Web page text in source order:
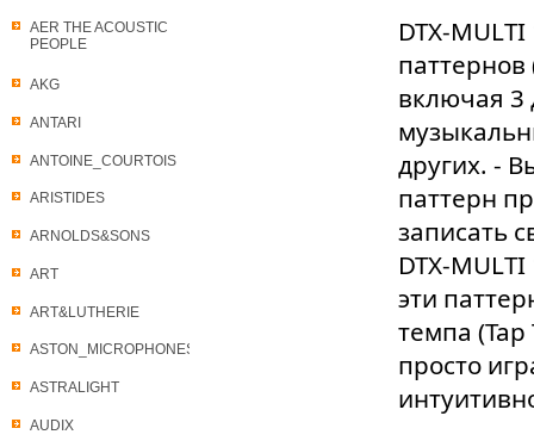
AER THE ACOUSTIC
PEOPLE
AKG
ANTARI
ANTOINE_COURTOIS
ARISTIDES
ARNOLDS&SONS
ART
ART&LUTHERIE
ASTON_MICROPHONES
ASTRALIGHT
AUDIX
DTX-
включая 3
других. -
паттерн
записать
DTX-
эти
темпа
просто